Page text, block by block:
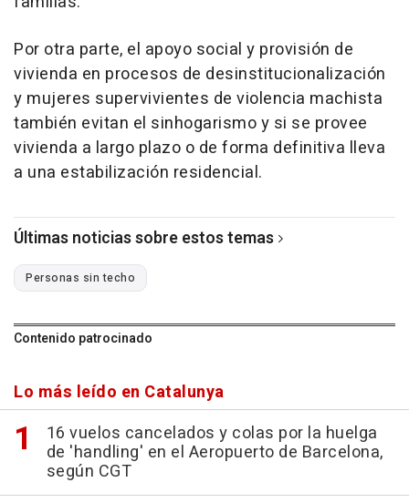
Por otra parte, el apoyo social y provisión de
vivienda en procesos de desinstitucionalización
y mujeres supervivientes de violencia machista
también evitan el sinhogarismo y si se provee
vivienda a largo plazo o de forma definitiva lleva
a una estabilización residencial.
Últimas noticias sobre estos temas
Personas sin techo
Contenido patrocinado
Lo más leído en Catalunya
16 vuelos cancelados y colas por la huelga
de 'handling' en el Aeropuerto de Barcelona,
según CGT